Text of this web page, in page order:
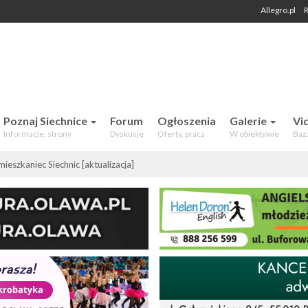
Aktualności,
Allegro.pl
Poznaj Siechnice
Informacje, strony
Forum
Dyskusje
Ogłoszenia
Oferty, praca
Galerie
W obiektywie
Siechnic [aktualizacja]